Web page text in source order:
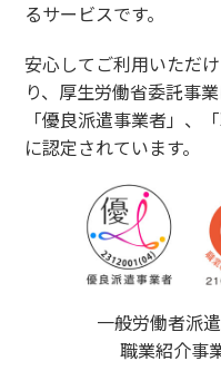
るサービスです。
安心してご利用いただ
り、厚生労働省委託事
「優良派遣事業者」、
に認定されています。
一般労働者派
職業紹介事